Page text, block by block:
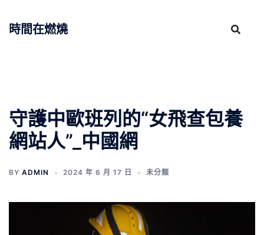
時間在燃燒
守護中歐班列的“女飛查包養
網站人”_中國網
BY ADMIN 2024 年 6 月 17 日 未分類